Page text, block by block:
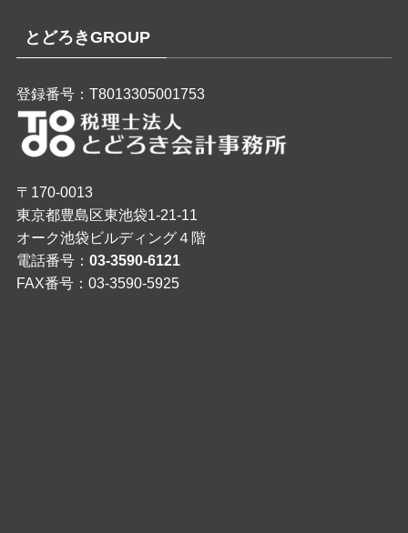
とどろきGROUP
登録番号：T8013305001753
〒170-0013
東京都豊島区東池袋1-21-11
オーク池袋ビルディング４階
電話番号： 03-3590-6121
FAX番号：03-3590-5925